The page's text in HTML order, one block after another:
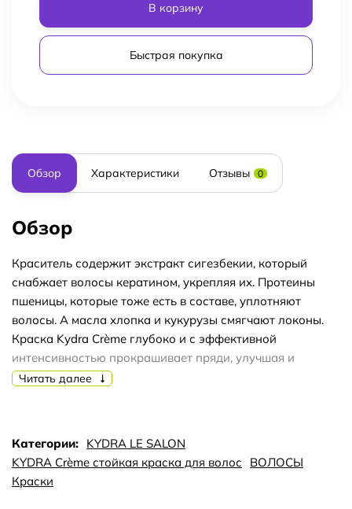
В корзину
Быстрая покупка
Обзор Характеристики Отзывы 0
Обзор
Краситель содержит экстракт сигезбекии, который
снабжает волосы кератином, укрепляя их. Протеины
пшеницы, которые тоже есть в составе, уплотняют
волосы. А масла хлопка и кукурузы смягчают локоны.
Краска Kydra Crème глубоко и с эффективной
интенсивностью прокрашивает пряди, улучшая и
здоровье волос. После окрашивания этим продуктом,
окрашивания.
Краситель полностью справляется с закрашиванием
седины. Использовать крем-краску необходимо вместе с
Читать далее
Категории: KYDRA LE SALON
KYDRA Crème стойкая краска для волос
ВОЛОСЫ
Краски